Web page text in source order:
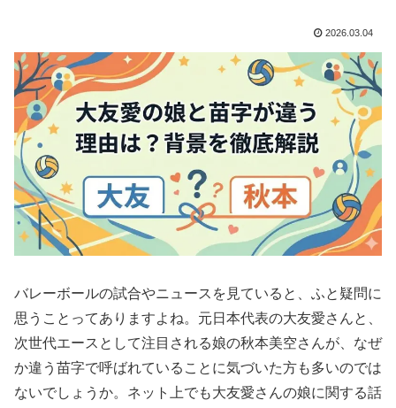
2026.03.04
バレーボールの試合やニュースを見ていると、ふと疑問に
思うことってありますよね。元日本代表の大友愛さんと、
次世代エースとして注目される娘の秋本美空さんが、なぜ
か違う苗字で呼ばれていることに気づいた方も多いのでは
ないでしょうか。ネット上でも大友愛さんの娘に関する話